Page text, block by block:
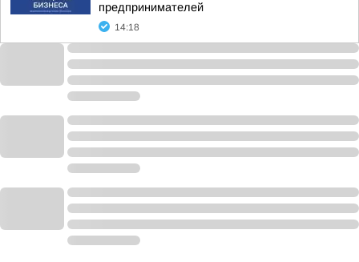
предпринимателей
14:18